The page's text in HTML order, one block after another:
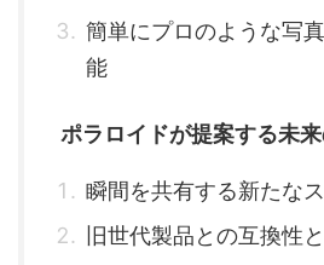
簡単にプロのような写
能
ポラロイドが提案する未
瞬間を共有する新たな
旧世代製品との互換性